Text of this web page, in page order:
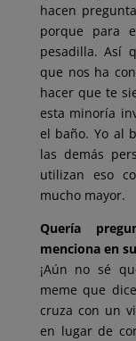
hacen
porque para
pesadilla. Así
que nos ha
hacer que te
esta minoría
el baño. Yo al
las demás
utilizan eso
mucho mayor.
Quería
menciona en
¡Aún no sé
meme que
cruza con un
en lugar de